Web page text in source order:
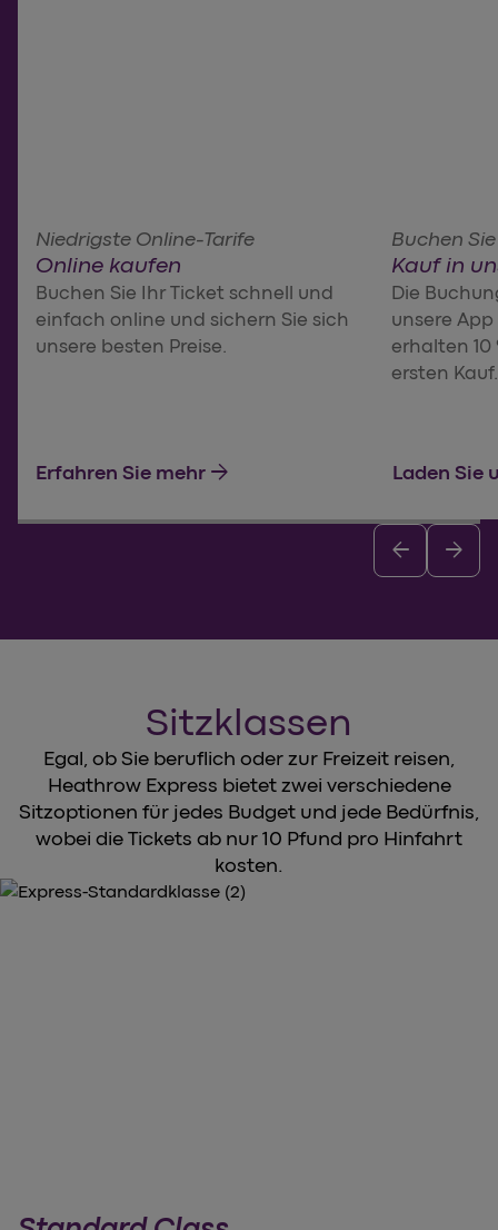
Niedrigste Online-Tarife
Online kaufen
Buchen Sie Ihr Ticket schnell und
einfach online und sichern Sie sich
unsere besten Preise.
Erfahren Sie mehr arrow_forward
Buchen
Kauf in
Die
unsere
erhalten
ersten Kauf.
Laden Sie
arrow_back arrow_forward
Sitzklassen
Egal, ob Sie beruflich oder zur Freizeit reisen,
Heathrow Express bietet zwei verschiedene
Sitzoptionen für jedes Budget und jede Bedürfnis,
wobei die Tickets ab nur 10 Pfund pro Hinfahrt
kosten.